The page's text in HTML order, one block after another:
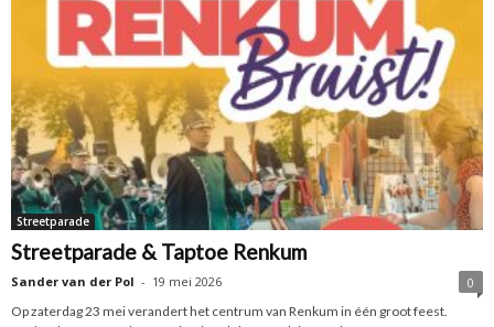
Streetparade
Streetparade & Taptoe Renkum
Sander van der Pol - 19 mei 2026
0
Op zaterdag 23 mei verandert het centrum van Renkum in één groot feest.